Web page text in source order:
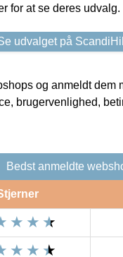
for at se deres udvalg.
udvalget på
og anmeldt dem
brugervenlighed,
Bedst anmeldte